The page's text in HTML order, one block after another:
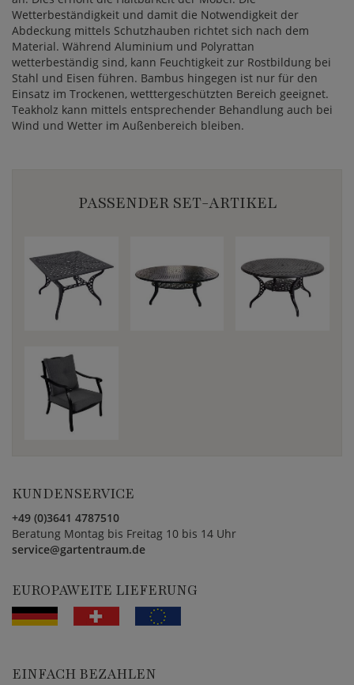
Wetterbeständigkeit und damit die Notwendigkeit der
Abdeckung mittels Schutzhauben richtet sich nach dem
Material. Während Aluminium und Polyrattan
wetterbeständig sind, kann Feuchtigkeit zur Rostbildung bei
Stahl und Eisen führen. Bambus hingegen ist nur für den
Einsatz im Trockenen, wetttergeschützten Bereich geeignet.
Teakholz kann mittels entsprechender Behandlung auch bei
Wind und Wetter im Außenbereich bleiben.
PASSENDER SET-ARTIKEL
KUNDENSERVICE
+49 (0)3641 4787510
Beratung Montag bis Freitag 10 bis 14 Uhr
service@gartentraum.de
EUROPAWEITE LIEFERUNG
EINFACH BEZAHLEN